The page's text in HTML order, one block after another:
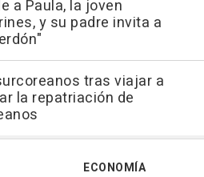
a Paula, la joven
y su padre invita a
tras viajar a
la repatriación de
ECONOMÍA